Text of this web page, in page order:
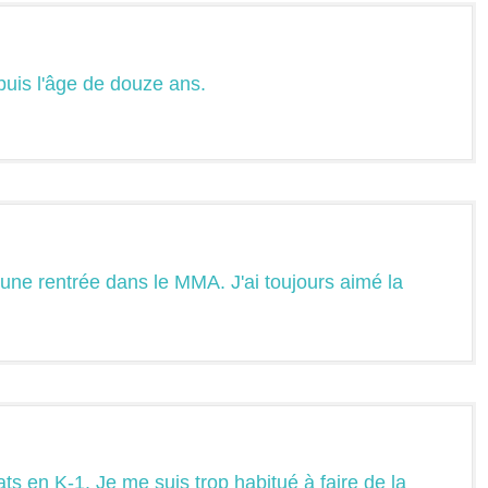
l'âge de douze ans.
rentrée dans le MMA. J'ai toujours aimé la
en K-1. Je me suis trop habitué à faire de la